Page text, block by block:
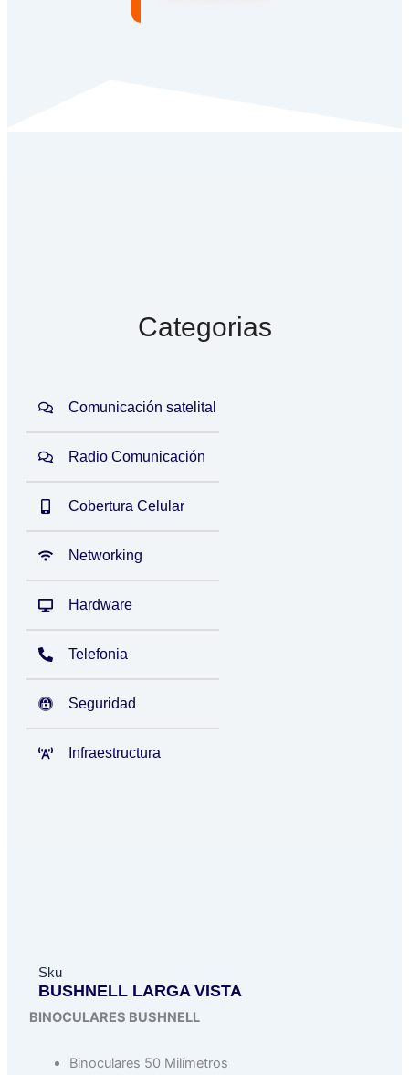
Categorias
Comunicación satelital
Radio Comunicación
Cobertura Celular
Networking
Hardware
Telefonia
Seguridad
Infraestructura
Sku
BUSHNELL LARGA VISTA
BINOCULARES BUSHNELL
Binoculares 50 Milímetros